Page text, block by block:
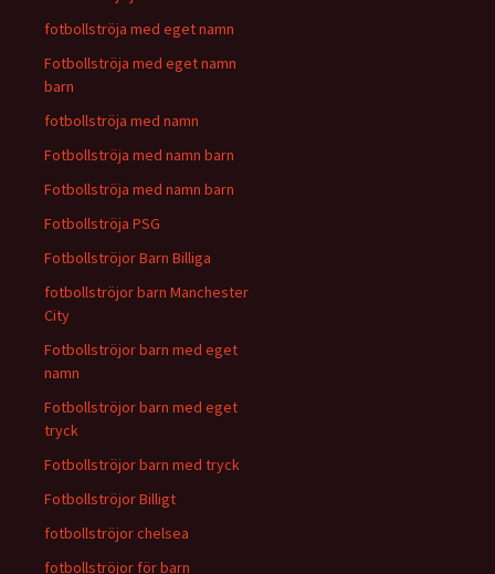
fotbollströja med eget namn
Fotbollströja med eget namn
barn
fotbollströja med namn
Fotbollströja med namn barn
Fotbollströja med namn barn
Fotbollströja PSG
Fotbollströjor Barn Billiga
fotbollströjor barn Manchester
City
Fotbollströjor barn med eget
namn
Fotbollströjor barn med eget
tryck
Fotbollströjor barn med tryck
Fotbollströjor Billigt
fotbollströjor chelsea
fotbollströjor för barn